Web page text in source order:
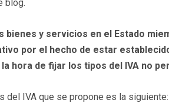
blog.
bienes y servicios en el Estado
por el hecho de estar
hora de fijar los tipos del IVA no
del IVA que se propone es la siguiente: